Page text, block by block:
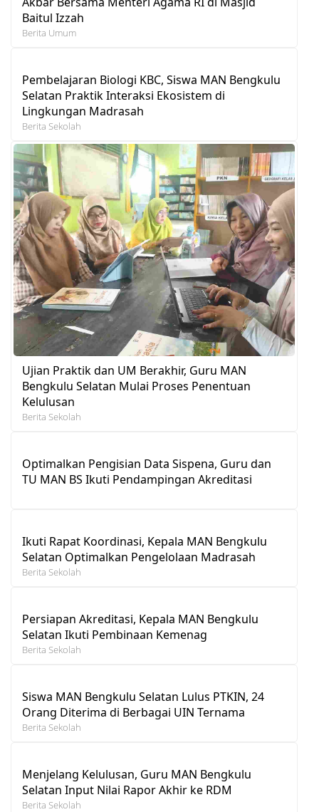
Baitul Izzah
Berita Umum
Pembelajaran Biologi KBC, Siswa MAN Bengkulu
Selatan Praktik Interaksi Ekosistem di
Lingkungan Madrasah
Berita Sekolah
Ujian Praktik dan UM Berakhir, Guru MAN
Bengkulu Selatan Mulai Proses Penentuan
Kelulusan
Berita Sekolah
Optimalkan Pengisian Data Sispena, Guru dan
TU MAN BS Ikuti Pendampingan Akreditasi
Ikuti Rapat Koordinasi, Kepala MAN Bengkulu
Selatan Optimalkan Pengelolaan Madrasah
Berita Sekolah
Persiapan Akreditasi, Kepala MAN Bengkulu
Selatan Ikuti Pembinaan Kemenag
Berita Sekolah
Siswa MAN Bengkulu Selatan Lulus PTKIN, 24
Orang Diterima di Berbagai UIN Ternama
Berita Sekolah
Menjelang Kelulusan, Guru MAN Bengkulu
Selatan Input Nilai Rapor Akhir ke RDM
Berita Sekolah